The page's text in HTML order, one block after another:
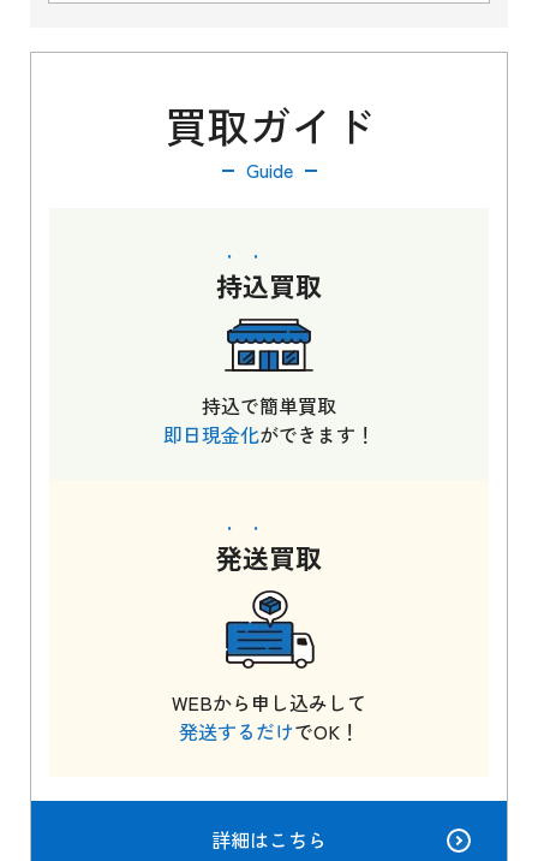
買取ガイド
Guide
持込買取
持込で簡単買取
即日現金化ができます！
発送買取
WEBから申し込みして
発送するだけでOK！
詳細はこちら